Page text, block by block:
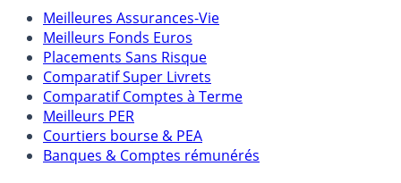
Meilleures Assurances-Vie
Meilleurs Fonds Euros
Placements Sans Risque
Comparatif Super Livrets
Comparatif Comptes à Terme
Meilleurs PER
Courtiers bourse & PEA